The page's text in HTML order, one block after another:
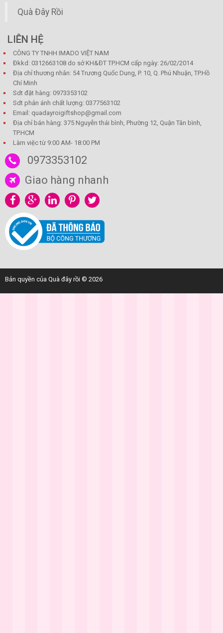
Quà Đây Rồi
LIÊN HỆ
CÔNG TY TNHH IMADO VIỆT NAM
Đkkd: 0312663108 do sở KH&ĐT TP.HCM cấp ngày: 26/02/2014
Địa chỉ thương nhân: 54 Trương Quốc Dung, P. 10, Q. Phú Nhuận, TP.Hồ
Chí Minh
Sdt đặt hàng: 0973353102
Sdt phản ánh chất lượng: 0377563102
Email: quadayroigiftshop@gmail.com
Địa chỉ bán hàng: 375 Nguyễn thái bình, Phường 12, Quận Tân bình,
TP.HCM
Làm việc từ 9:00 AM- 18:00 PM
0973353102
Giao hàng nhanh
Bản quyền của Quà đây rồi © 2026